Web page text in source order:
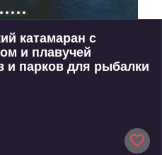
катамаран с
и плавучей
и парков для рыбалки